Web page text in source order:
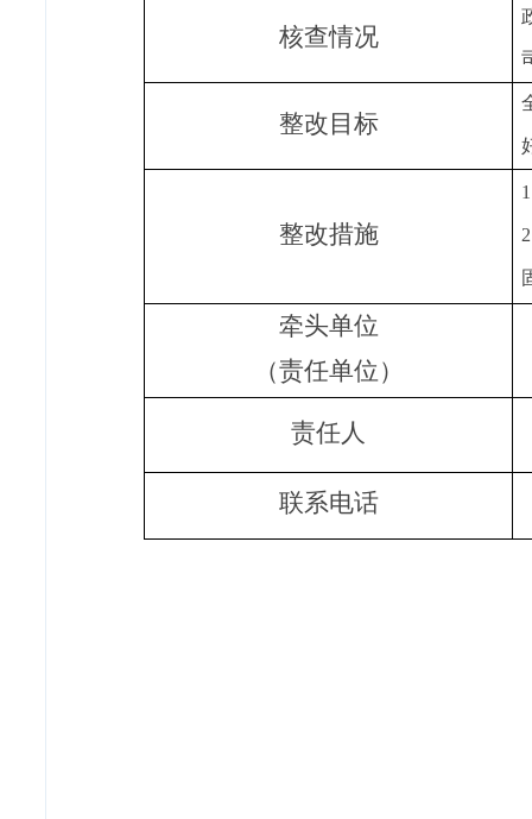
核查情况
整改目标
整改措施
牵头单位
（责任单位）
责任人
联系电话